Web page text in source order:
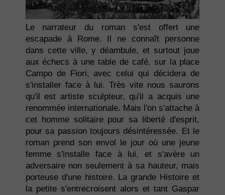
Le narrateur du roman s'est offert une
escapade à Rome. Il ne connaît personne
dans cette ville, y déambule, et surtout joue
aux échecs à une table de café, sur la place
Campo de Fiori, avec celui qui décidera de
s'installer face à lui. Très vite nous saurons
qu'il est artiste sculpteur, qu'il a acquis une
renommée internationale. Mais l'on s'attache à
cet homme solitaire pour sa liberté d'esprit,
pour sa passion toujours désintéressée. Et le
roman prend son envol le jour où une jeune
femme s'installe face à lui, et s'avère un
adversaire non seulement à sa hauteur, mais
porteuse d'une histoire. La grande Histoire et
la petite s'entrecroisent alors et tant Gaspar